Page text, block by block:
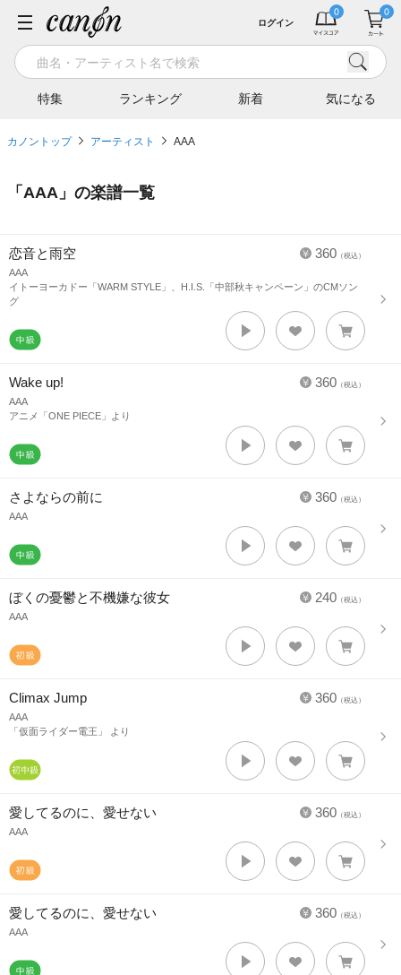
特集 ランキング 新着 気になる
ログイン
カノントップ アーティスト AAA
「 AAA 」の楽譜一覧
360 （税込）
恋音と雨空
AAA
イトーヨーカドー「WARM STYLE」、H.I.S.「中部秋キャンペーン」のCMソン
グ
360 （税込）
Wake up!
AAA
アニメ「ONE PIECE」より
360 （税込）
さよならの前に
AAA
240 （税込）
ぼくの憂鬱と不機嫌な彼女
AAA
360 （税込）
Climax Jump
AAA
「仮面ライダー電王」 より
360 （税込）
愛してるのに、愛せない
AAA
360 （税込）
愛してるのに、愛せない
AAA